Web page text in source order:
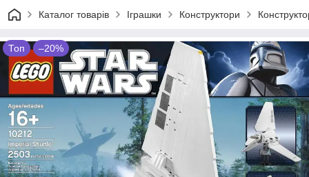
Каталог товарів Іграшки Конструктори
Топ –20%